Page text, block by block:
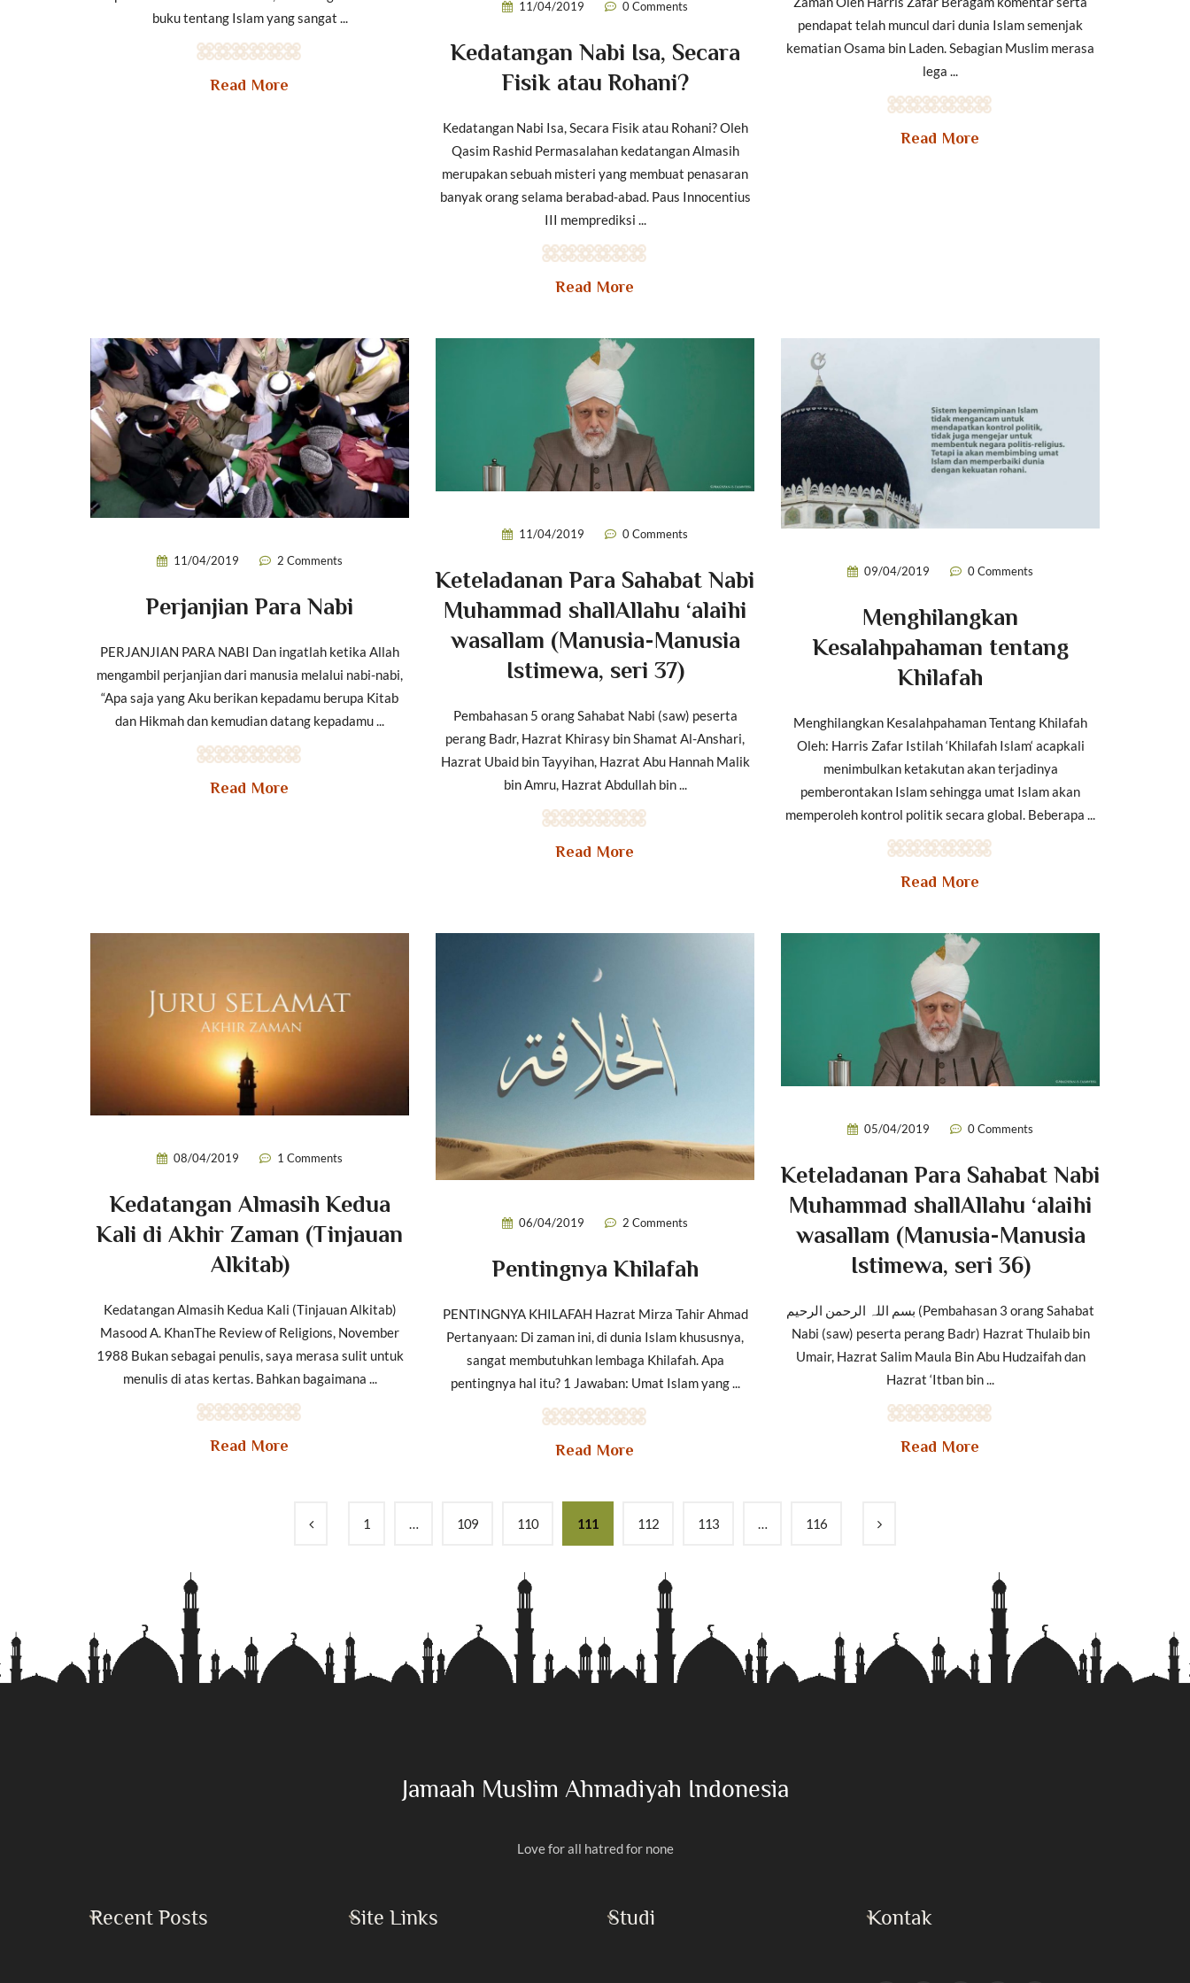
buku tentang Islam yang sangat ...
Read More
11/04/2019 0 Comments
Kedatangan Nabi Isa, Secara
Fisik atau Rohani?
Kedatangan Nabi Isa, Secara Fisik atau Rohani? Oleh
Qasim Rashid Permasalahan kedatangan Almasih
merupakan sebuah misteri yang membuat penasaran
banyak orang selama berabad-abad. Paus Innocentius
III memprediksi ...
Read More
pendapat telah muncul dari dunia Islam semenjak
kematian Osama bin Laden. Sebagian Muslim merasa
lega ...
Read More
11/04/2019 2 Comments
Perjanjian Para Nabi
PERJANJIAN PARA NABI Dan ingatlah ketika Allah
mengambil perjanjian dari manusia melalui nabi-nabi,
“Apa saja yang Aku berikan kepadamu berupa Kitab
dan Hikmah dan kemudian datang kepadamu ...
Read More
11/04/2019 0 Comments
Keteladanan Para Sahabat Nabi
Muhammad shallAllahu ‘alaihi
wasallam (Manusia-Manusia
Istimewa, seri 37)
Pembahasan 5 orang Sahabat Nabi (saw) peserta
perang Badr, Hazrat Khirasy bin Shamat Al-Anshari,
Hazrat Ubaid bin Tayyihan, Hazrat Abu Hannah Malik
bin Amru, Hazrat Abdullah bin ...
Read More
09/04/2019 0 Comments
Menghilangkan
Kesalahpahaman tentang
Khilafah
Menghilangkan Kesalahpahaman Tentang Khilafah
Oleh: Harris Zafar Istilah ‘Khilafah Islam‘ acapkali
menimbulkan ketakutan akan terjadinya
pemberontakan Islam sehingga umat Islam akan
memperoleh kontrol politik secara global. Beberapa ...
Read More
08/04/2019 1 Comments
Kedatangan Almasih Kedua
Kali di Akhir Zaman (Tinjauan
Alkitab)
Kedatangan Almasih Kedua Kali (Tinjauan Alkitab)
Masood A. KhanThe Review of Religions, November
1988 Bukan sebagai penulis, saya merasa sulit untuk
menulis di atas kertas. Bahkan bagaimana ...
Read More
06/04/2019 2 Comments
Pentingnya Khilafah
PENTINGNYA KHILAFAH Hazrat Mirza Tahir Ahmad
Pertanyaan: Di zaman ini, di dunia Islam khususnya,
sangat membutuhkan lembaga Khilafah. Apa
pentingnya hal itu? 1 Jawaban: Umat Islam yang ...
Read More
05/04/2019 0 Comments
Keteladanan Para Sahabat Nabi
Muhammad shallAllahu ‘alaihi
wasallam (Manusia-Manusia
Istimewa, seri 36)
بسم اللہ الرحمن الرحیم (Pembahasan 3 orang Sahabat
Nabi (saw) peserta perang Badr) Hazrat Thulaib bin
Umair, Hazrat Salim Maula Bin Abu Hudzaifah dan
Hazrat ‘Itban bin ...
Read More
1 … 109 110 111 112 113 … 116
Jamaah Muslim Ahmadiyah Indonesia
Love for all hatred for none
Recent Posts Site Links Studi Kontak